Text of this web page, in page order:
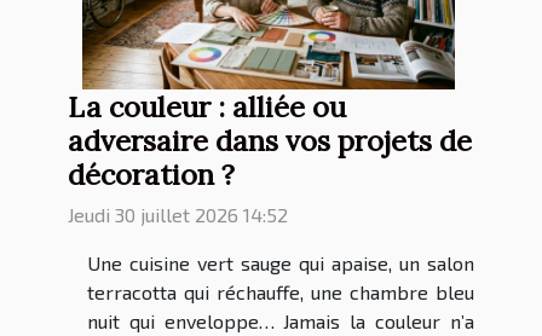
La couleur : alliée ou
adversaire dans vos projets de
décoration ?
Jeudi 30 juillet 2026 14:52
Une cuisine vert sauge qui apaise, un salon
terracotta qui réchauffe, une chambre bleu
nuit qui enveloppe… Jamais la couleur n’a